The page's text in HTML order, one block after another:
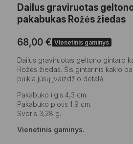
Dailus graviruotas
pakabukas Rožės žiedas
68,00 € Vienetinis gaminys
Dailus graviruotas geltono gintaro
Rožės žiedas. Šis gintarinis kaklo
puikia jūsų įvaizdžio detalė.
Pakabuko ilgis 4,3 cm.
Pakabuko plotis 1,9 cm.
Svoris 3,28 g.
Vienetinis gaminys.